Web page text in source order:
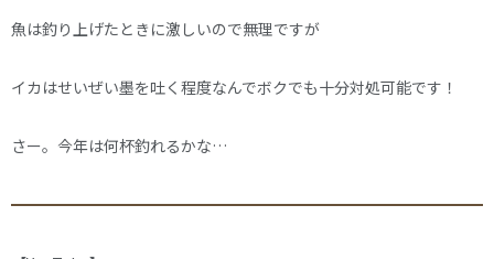
魚は釣り上げたときに激しいので無理ですが
イカはせいぜい墨を吐く程度なんでボクでも十分対処可能です！
さー。今年は何杯釣れるかな…